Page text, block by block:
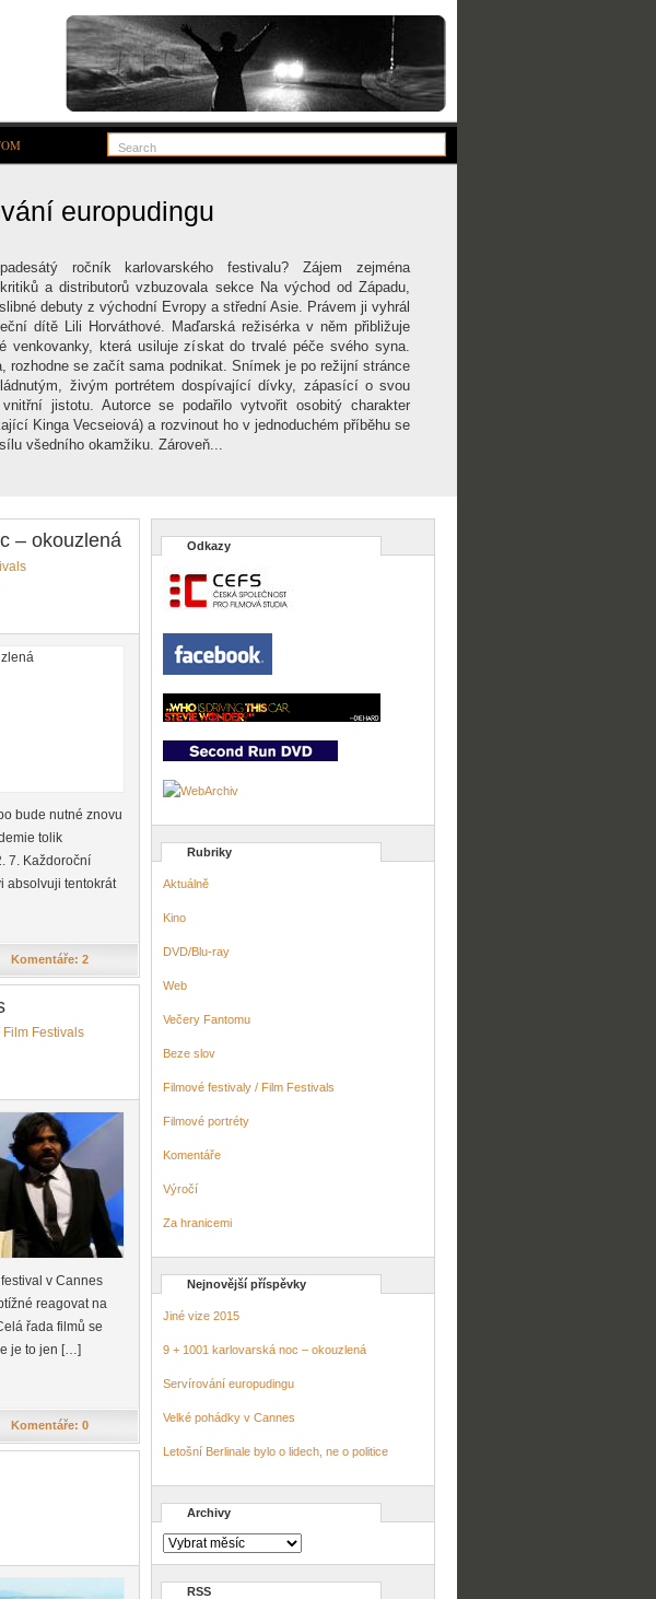
europudingu
ročník karlovarského festivalu? Zájem zejména
a distributorů vzbuzovala sekce Na východ od Západu,
debuty z východní Evropy a střední Asie. Právem ji vyhrál
dítě Lili Horváthové. Maďarská režisérka v něm přibližuje
venkovanky, která usiluje získat do trvalé péče svého syna.
rozhodne se začít sama podnikat. Snímek je po režijní stránce
živým portrétem dospívající dívky, zápasící o svou
jistotu. Autorce se podařilo vytvořit osobitý charakter
Kinga Vecseiová) a rozvinout ho v jednoduchém příběhu se
všedního okamžiku. Zároveň...
– okouzlená
bude nutné znovu
tolik
7. Každoroční
absolvuji tentokrát
Komentáře: 2
Film Festivals
v Cannes
reagovat na
řada filmů se
je to jen […]
Komentáře: 0
Odkazy
Rubriky
Aktuálně
Kino
DVD/Blu-ray
Web
Večery Fantomu
Beze slov
Filmové festivaly / Film Festivals
Filmové portréty
Komentáře
Výročí
Za hranicemi
Nejnovější příspěvky
Jiné vize 2015
9 + 1001 karlovarská noc – okouzlená
Servírování europudingu
Velké pohádky v Cannes
Letošní Berlinale bylo o lidech, ne o politice
Archivy
RSS